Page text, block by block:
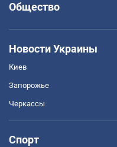
Общество
Новости Украины
Киев
Запорожье
Черкассы
Спорт